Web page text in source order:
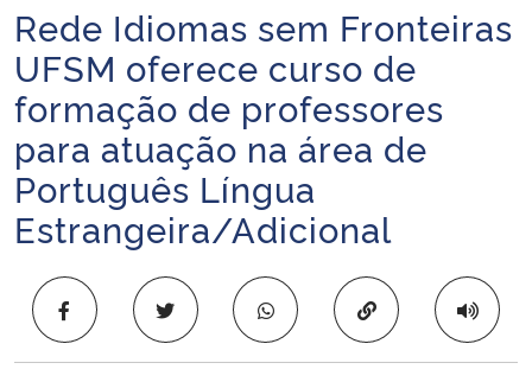
Ministério da Agricultura, Pecuária e Abastecimento
Ministério da Educação
Ministério da Cidadania
Ministério da Saúde
Ministério de Minas e Energia
Ministério da Ciência, Tecnologia, Inovações e Comunicações
Início do conteúdo
Rede Idiomas sem Fronteiras
UFSM oferece curso de
formação de professores
para atuação na área de
Português Língua
Estrangeira/Adicional
Copiar para área